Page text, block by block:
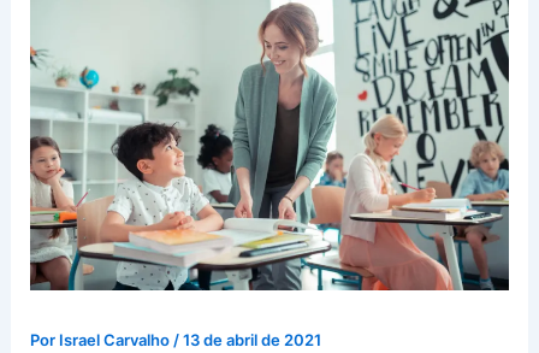
Por Israel Carvalho /13 de abril de 2021